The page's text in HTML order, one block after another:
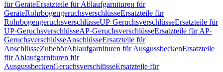
für GeräteErsatzteile für Ablaufgarnituren für
GeräteRohrbogengeruchsverschlüsseErsatzteile für
RohrbogengeruchsverschlüsseUP-GeruchsverschlüsseErsatzteile für
UP-GeruchsverschlüsseAP-GeruchsverschlüsseErsatzteile für AP-
GeruchsverschlüsseAnschlüsseErsatzteile für
AnschlüsseZubehörAblaufgarnituren für AusgussbeckenErsatzteile
für Ablaufgarnituren für
AusgussbeckenGeruchsverschlüsseErsatzteile für